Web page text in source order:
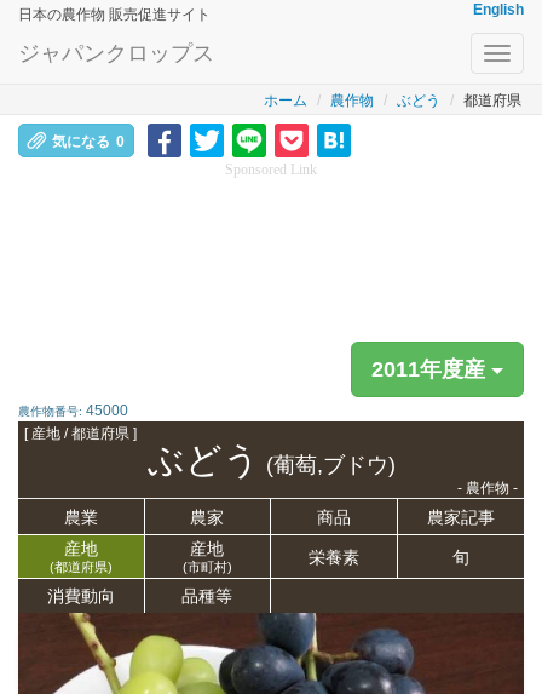
日本の農作物 販売促進サイト English
ジャパンクロップス
ホーム 農作物 ぶどう 都道府県
気になる 0
Sponsored Link
2011年度産
農作物番号: 45000
[ 産地 / 都道府県 ]
ぶどう (葡萄,ブドウ)
- 農作物 -
農業 農家 商品
農家記事
産地
(都道府県)
産地
(市町村) 栄養素 旬
消費動向 品種等